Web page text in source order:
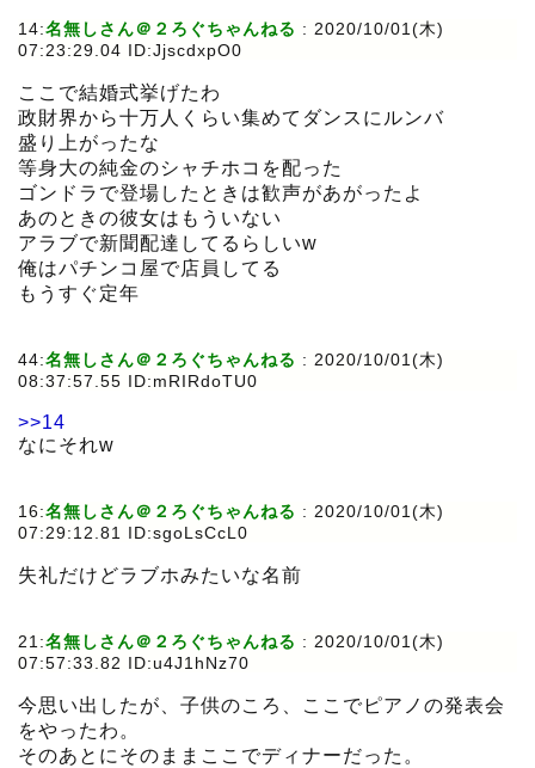
14:名無しさん＠２ろぐちゃんねる : 2020/10/01(木)
07:23:29.04 ID:JjscdxpO0
ここで結婚式挙げたわ
政財界から十万人くらい集めてダンスにルンバ
盛り上がったな
等身大の純金のシャチホコを配った
ゴンドラで登場したときは歓声があがったよ
あのときの彼女はもういない
アラブで新聞配達してるらしいw
俺はパチンコ屋で店員してる
もうすぐ定年
44:名無しさん＠２ろぐちゃんねる : 2020/10/01(木)
08:37:57.55 ID:mRIRdoTU0
>>14
なにそれw
16:名無しさん＠２ろぐちゃんねる : 2020/10/01(木)
07:29:12.81 ID:sgoLsCcL0
失礼だけどラブホみたいな名前
21:名無しさん＠２ろぐちゃんねる : 2020/10/01(木)
07:57:33.82 ID:u4J1hNz70
今思い出したが、子供のころ、ここでピアノの発表会
をやったわ。
そのあとにそのままここでディナーだった。